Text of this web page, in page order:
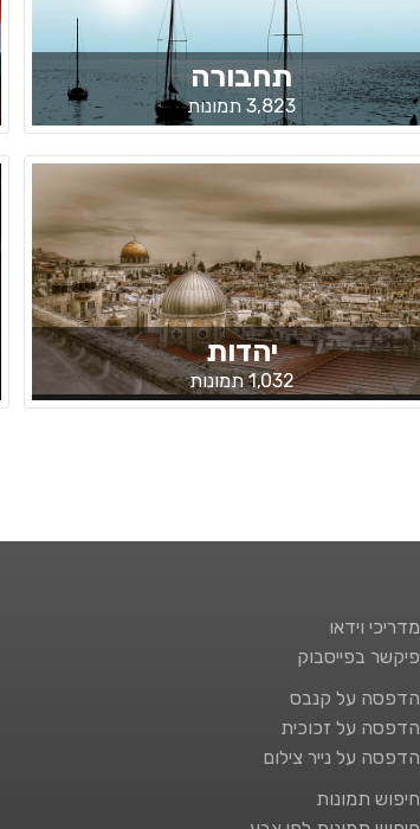
תחבורה
3,823 תמונות
יהדות
1,032 תמונות
מדריכי וידאו
פיקשר בפייסבוק
הדפסה על קנבס
הדפסה על זכוכית
הדפסה על נייר צילום
חיפוש תמונות